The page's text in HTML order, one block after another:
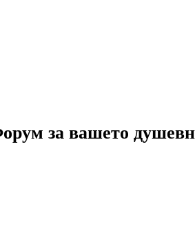
за вашето